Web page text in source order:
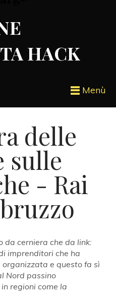
HACK
Menù
delle
sulle
- Rai
da cerniera che da link:
imprenditori che ha
e questo fa sì
Nord passino
regioni come la